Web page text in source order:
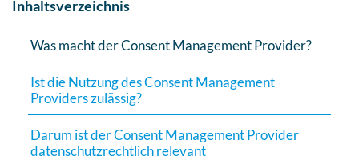
zu
von
Inhaltsverzeichnis
Was macht der Consent Management Provider?
Ist die Nutzung des Consent Management
Providers zulässig?
Darum ist der Consent Management Provider
datenschutzrechtlich relevant